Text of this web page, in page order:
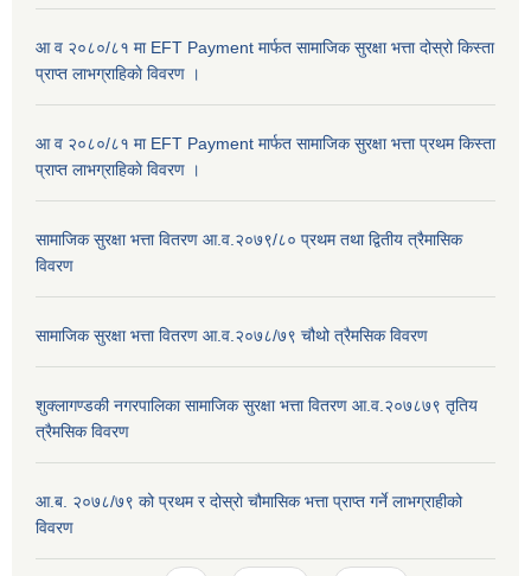
आ व २०८०/८१ मा EFT Payment मार्फत सामाजिक सुरक्षा भत्ता दोस्रो किस्ता
प्राप्त लाभग्राहिकाे विवरण ।
आ व २०८०/८१ मा EFT Payment मार्फत सामाजिक सुरक्षा भत्ता प्रथम किस्ता
प्राप्त लाभग्राहिकाे विवरण ।
सामाजिक सुरक्षा भत्ता वितरण आ.व.२०७९/८० प्रथम तथा द्वितीय त्रैमासिक
विवरण
सामाजिक सुरक्षा भत्ता वितरण आ.व.२०७८/७९ चौथो त्रैमसिक विवरण
शुक्लागण्डकी नगरपालिका सामाजिक सुरक्षा भत्ता वितरण आ.व.२०७८७९ तृतिय
त्रैमसिक विवरण
आ.ब. २०७८/७९ को प्रथम र दोस्रो चौमासिक भत्ता प्राप्त गर्ने लाभग्राहीको
विवरण